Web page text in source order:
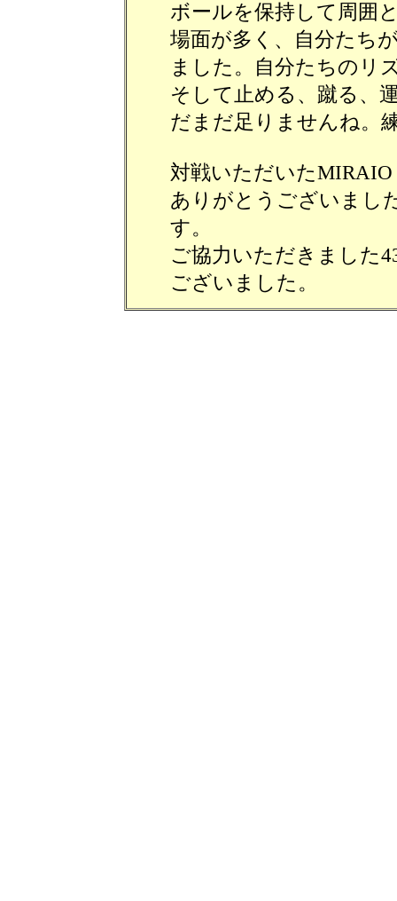
ボールを保持して周囲
場面が多く、自分たち
ました。自分たちのリ
そして止める、蹴る、
だまだ足りませんね。
対戦いただいた
ありがとうございまし
す。
ご協力いただきました
ございました。